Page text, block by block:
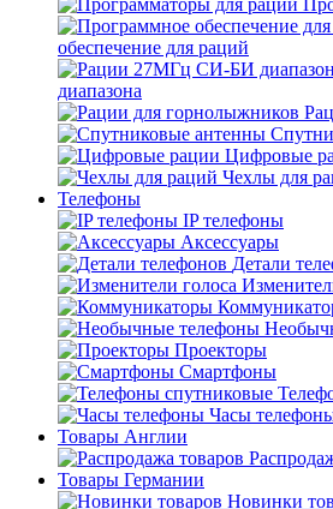
обеспечение для раций
диапазона
Цифровые
Чехлы для
Телефоны
IP телефоны
Аксессуары
Детали
Проекторы
Смартфоны
Часы
Товары Англии
Товары Германии
Новинки